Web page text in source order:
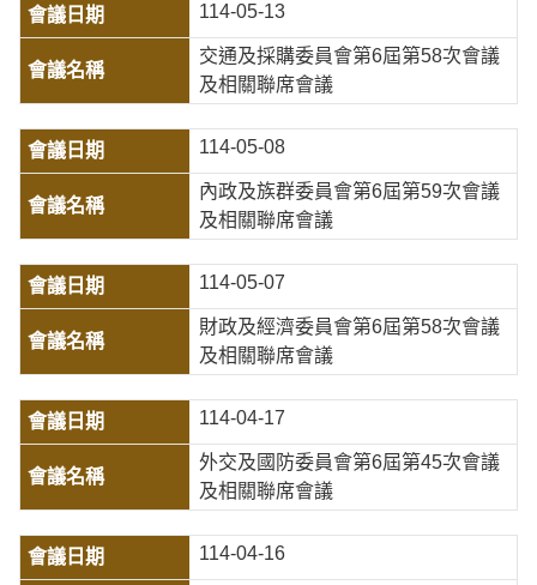
114-05-13
交通及採購委員會第6屆第58次會議
及相關聯席會議
114-05-08
內政及族群委員會第6屆第59次會議
及相關聯席會議
114-05-07
財政及經濟委員會第6屆第58次會議
及相關聯席會議
114-04-17
外交及國防委員會第6屆第45次會議
及相關聯席會議
114-04-16